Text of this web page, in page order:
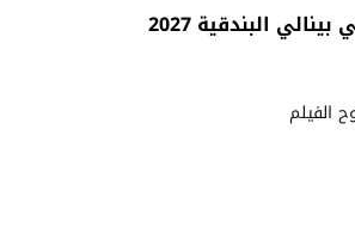
البندقية 2027